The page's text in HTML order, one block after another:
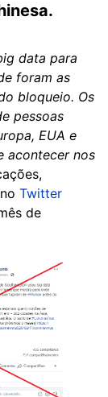
data para
foram as
bloqueio. Os
pessoas
EUA e
acontecer nos
Twitter
de